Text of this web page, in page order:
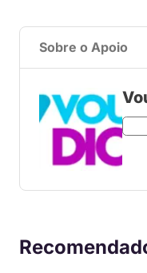
Sobre o Apoio